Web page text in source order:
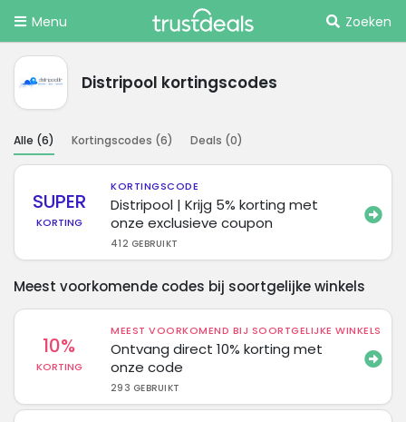
Menu Zoeken
Distripool kortingscodes
Alle (6) Kortingscodes (6) Deals (0)
SUPER
KORTING
KORTINGSCODE
Distripool | Krijg 5% korting met
onze exclusieve coupon
412 GEBRUIKT
Meest voorkomende codes bij soortgelijke winkels
10%
KORTING
MEEST VOORKOMEND BIJ SOORTGELIJKE WINKELS
Ontvang direct 10% korting met
onze code
293 GEBRUIKT